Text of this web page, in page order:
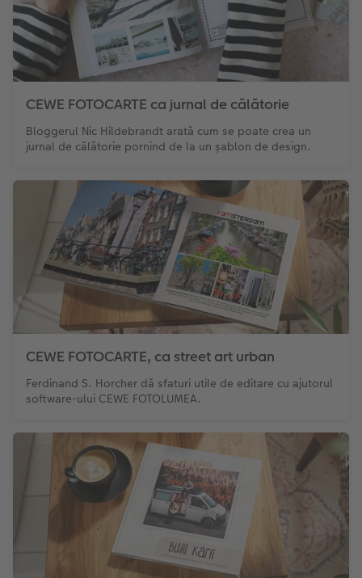
CEWE FOTOCARTE ca jurnal de călătorie
Bloggerul Nic Hildebrandt arată cum se poate crea un
jurnal de călătorie pornind de la un șablon de design.
CEWE FOTOCARTE, ca street art urban
Ferdinand S. Horcher dă sfaturi utile de editare cu ajutorul
software-ului CEWE FOTOLUMEA.